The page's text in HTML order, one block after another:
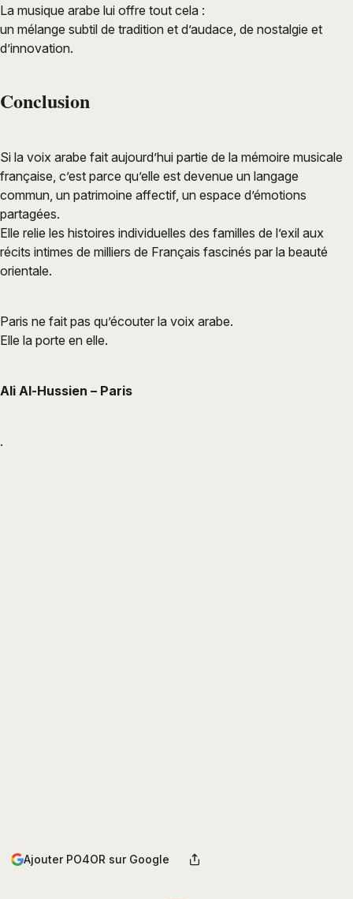
La musique arabe lui offre tout cela :
un mélange subtil de tradition et d’audace, de nostalgie et
d’innovation.
Conclusion
Si la voix arabe fait aujourd’hui partie de la mémoire musicale
française, c’est parce qu’elle est devenue un langage
commun, un patrimoine affectif, un espace d’émotions
partagées.
Elle relie les histoires individuelles des familles de l’exil aux
récits intimes de milliers de Français fascinés par la beauté
orientale.
Paris ne fait pas qu’écouter la voix arabe.
Elle la porte en elle.
Ali Al-Hussien – Paris
.
Ajouter PO4OR sur Google